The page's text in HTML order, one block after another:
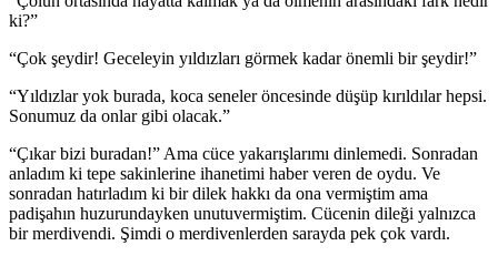
ki?”
“Çok şeydir! Geceleyin yıldızları görmek kadar önemli bir şeydir!”
“Yıldızlar yok burada, koca seneler öncesinde düşüp kırıldılar hepsi.
Sonumuz da onlar gibi olacak.”
“Çıkar bizi buradan!” Ama cüce yakarışlarımı dinlemedi. Sonradan
anladım ki tepe sakinlerine ihanetimi haber veren de oydu. Ve
sonradan hatırladım ki bir dilek hakkı da ona vermiştim ama
padişahın huzurundayken unutuvermiştim. Cücenin dileği yalnızca
bir merdivendi. Şimdi o merdivenlerden sarayda pek çok vardı.